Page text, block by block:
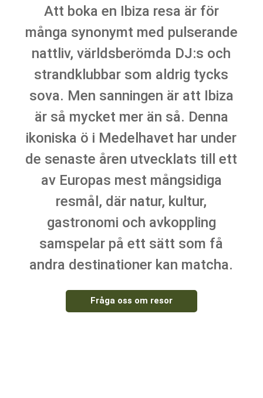
Att boka en Ibiza resa är för
många synonymt med pulserande
nattliv, världsberömda DJ:s och
strandklubbar som aldrig tycks
sova. Men sanningen är att Ibiza
är så mycket mer än så. Denna
ikoniska ö i Medelhavet har under
de senaste åren utvecklats till ett
av Europas mest mångsidiga
resmål, där natur, kultur,
gastronomi och avkoppling
samspelar på ett sätt som få
andra destinationer kan matcha.
Fråga oss om resor